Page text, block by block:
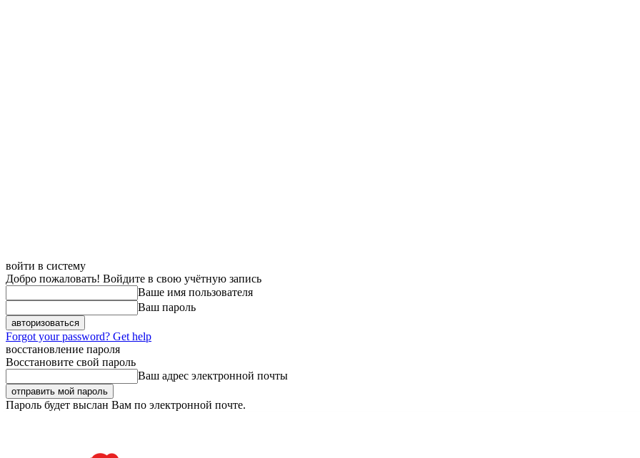
войти в систему
Добро пожаловать! Войдите в свою учётную запись
Ваше имя пользователя
Ваш пароль
Forgot your password? Get help
восстановление пароля
Восстановите свой пароль
Ваш адрес электронной почты
Пароль будет выслан Вам по электронной почте.